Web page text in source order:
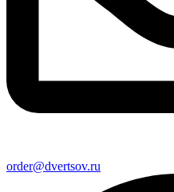
order@dvertsov.ru